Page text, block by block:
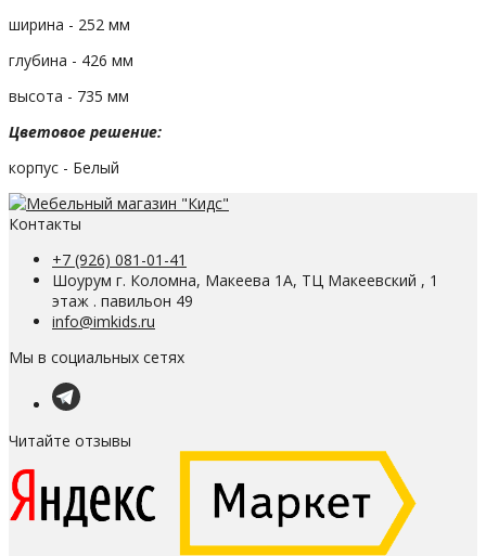
ширина - 252 мм
глубина - 426 мм
высота - 735 мм
Цветовое решение:
корпус - Белый
Контакты
+7 (926) 081-01-41
Шоурум г. Коломна, Макеева 1А, ТЦ Макеевский , 1
этаж . павильон 49
info@imkids.ru
Мы в социальных сетях
Читайте отзывы